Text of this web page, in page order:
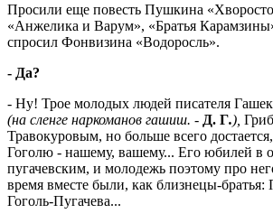
Просили еще повесть Пушкина
«Анжелика и Варум», «Братья
спросил Фонвизина «Водоросль».
- Да?
- Ну! Трое молодых людей писателя
(на сленге наркоманов гашиш. - Д. Г.),
Травокуровым, но больше всего
Гоголю - нашему, вашему... Его юбилей в
пугачевским, и молодежь поэтому про
время вместе были, как близнецы-братья:
Гоголь-Пугачева...